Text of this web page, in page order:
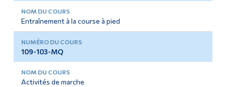
Entraînement à la course à pied
109-103-MQ
Activités de marche